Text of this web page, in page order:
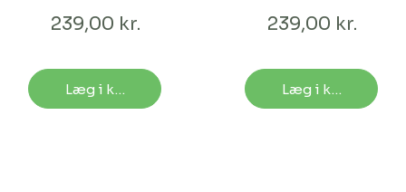
239,00 kr.
Læg i kurv
239,00 kr.
Læg i kurv